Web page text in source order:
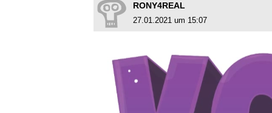
RONY4REAL
27.01.2021 um 15:07